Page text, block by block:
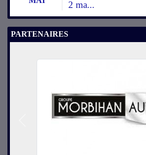
2 ma...
PARTENAIRES